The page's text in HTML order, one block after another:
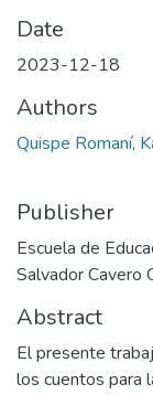
Date
2023-12-18
Authors
Quispe Romaní,
Publisher
Escuela de
Salvador Cavero
Abstract
El presente
los cuentos para